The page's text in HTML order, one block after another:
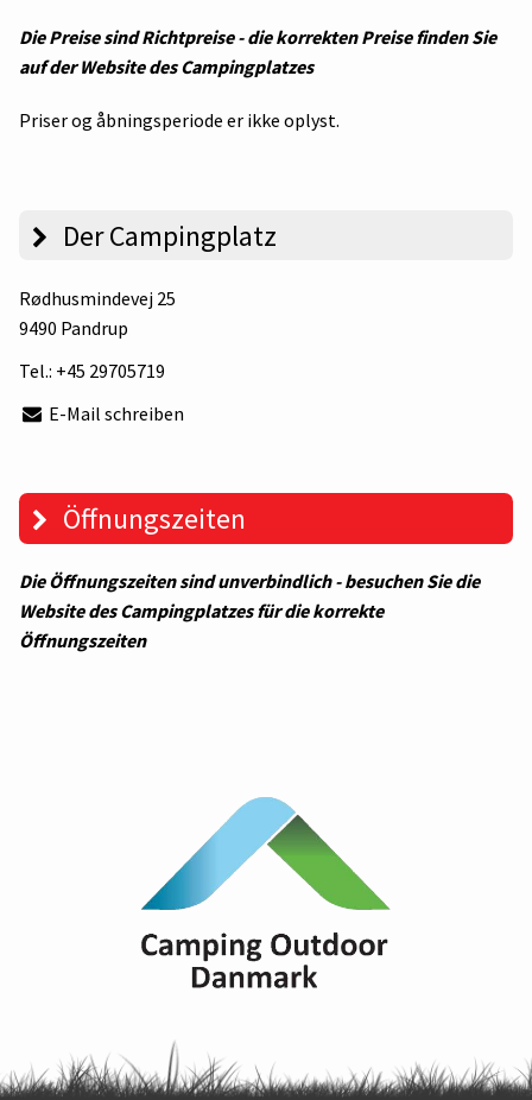
Die Preise sind Richtpreise - die korrekten Preise finden Sie
auf der Website des Campingplatzes
Priser og åbningsperiode er ikke oplyst.
Der Campingplatz
Rødhusmindevej 25
9490 Pandrup
Tel.: +45 29705719
E-Mail schreiben
Öffnungszeiten
Die Öffnungszeiten sind unverbindlich - besuchen Sie die
Website des Campingplatzes für die korrekte
Öffnungszeiten